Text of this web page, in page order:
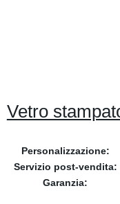
Vetro
Personalizzazione:
Servizio post-vendita:
Garanzia: